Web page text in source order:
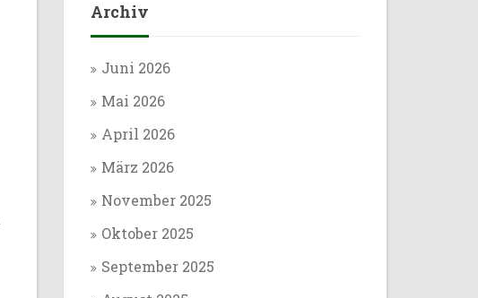
Archiv
Juni 2026
Mai 2026
April 2026
März 2026
November 2025
Oktober 2025
September 2025